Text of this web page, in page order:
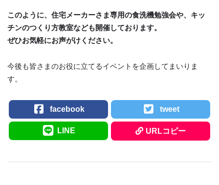
このように、住宅メーカーさま専用の食洗機勉強会や、キッ
チンのつくり方教室なども開催しております。
ぜひお気軽にお声がけください。
今後も皆さまのお役に立てるイベントを企画してまいりま
す。
facebook tweet
LINE URLコピー